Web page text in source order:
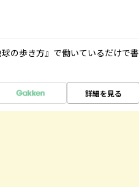
の歩き方』で働いているだけで書
詳細を見る